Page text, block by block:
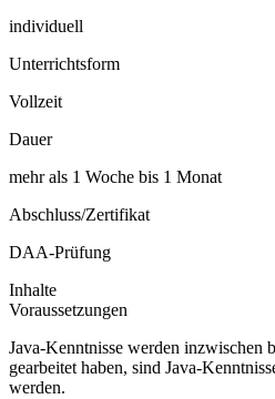
individuell
Unterrichtsform
Vollzeit
Dauer
mehr als 1 Woche bis 1 Monat
Abschluss/Zertifikat
DAA-Prüfung
Inhalte
Voraussetzungen
Java-Kenntnisse werden inzwischen
gearbeitet haben, sind Java-
werden.